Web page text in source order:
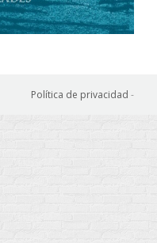
Política de privacidad -